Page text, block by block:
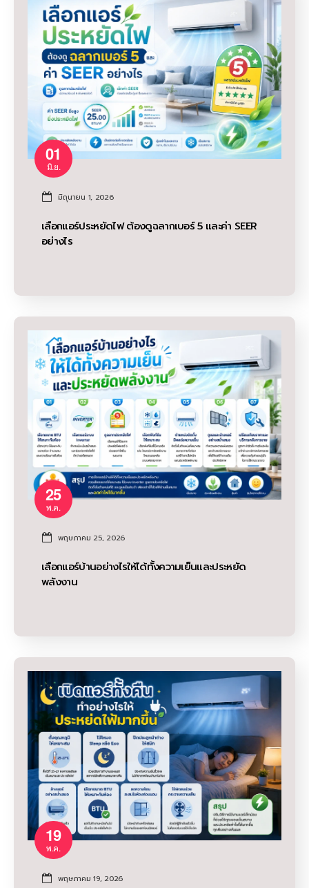
01
มิ.ย.
มิถุนายน 1, 2026
เลือกแอร์ประหยัดไฟ ต้องดูฉลากเบอร์ 5 และค่า SEER
อย่างไร
25
พ.ค.
พฤษภาคม 25, 2026
เลือกแอร์บ้านอย่างไรให้ได้ทั้งความเย็นและประหยัด
พลังงาน
19
พ.ค.
พฤษภาคม 19, 2026